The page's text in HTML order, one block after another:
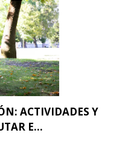
ACTIVIDADES Y
E...